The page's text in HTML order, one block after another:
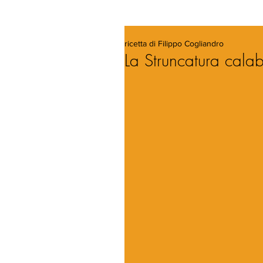
La Struncatura
ricetta di Filippo Cogliandro